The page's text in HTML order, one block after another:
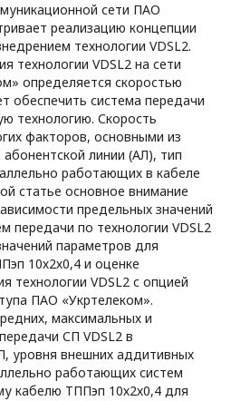
сети ПАО
реализацию концепции
технологии VDSL2.
технологии VDSL2 на сети
определяется скоростью
обеспечить система передачи
технологию. Скорость
факторов, основными из
линии (АЛ), тип
работающих в кабеле
статье основное внимание
предельных значений
передачи по технологии VDSL2
параметров для
10х2х0,4 и оценке
технологии VDSL2 с опцией
ПАО «Укртелеком».
максимальных и
СП VDSL2 в
уровня внешних аддитивных
работающих систем
кабелю ТППэп 10х2х0,4 для